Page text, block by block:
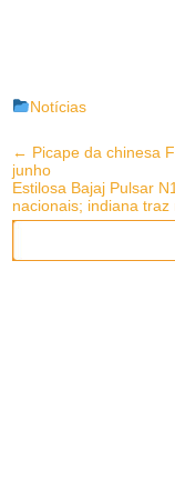
Notícias
Post
navigation
← Picape da chinesa
junho
Estilosa Bajaj Pulsar
nacionais; indiana